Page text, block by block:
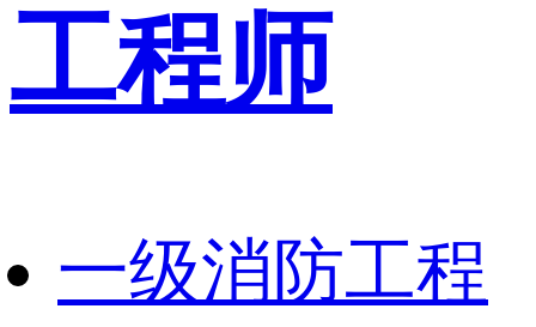
工程师
一级消防工程